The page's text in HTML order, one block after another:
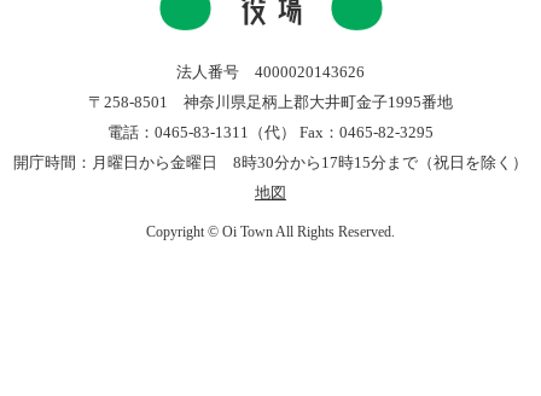
法人番号 4000020143626
〒258-8501 神奈川県足柄上郡大井町金子1995番地
電話：0465-83-1311（代） Fax：0465-82-3295
開庁時間：月曜日から金曜日 8時30分から17時15分まで（祝日を除く）
地図
Copyright © Oi Town All Rights Reserved.